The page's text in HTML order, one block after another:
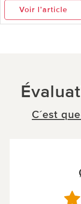
Voir l’article
C´est